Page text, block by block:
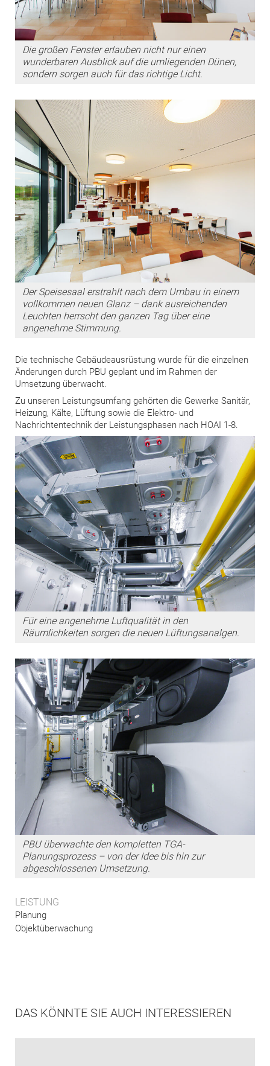
Die großen Fenster erlauben nicht nur einen
wunderbaren Ausblick auf die umliegenden Dünen,
sondern sorgen auch für das richtige Licht.
Der Speisesaal erstrahlt nach dem Umbau in einem
vollkommen neuen Glanz – dank ausreichenden
Leuchten herrscht den ganzen Tag über eine
angenehme Stimmung.
Die technische Gebäudeausrüstung wurde für die einzelnen
Änderungen durch PBU geplant und im Rahmen der
Umsetzung überwacht.
Zu unseren Leistungsumfang gehörten die Gewerke Sanitär,
Heizung, Kälte, Lüftung sowie die Elektro- und
Nachrichtentechnik der Leistungsphasen nach HOAI 1-8.
Für eine angenehme Luftqualität in den
Räumlichkeiten sorgen die neuen Lüftungsanalgen.
PBU überwachte den kompletten TGA-
Planungsprozess – von der Idee bis hin zur
abgeschlossenen Umsetzung.
LEISTUNG
Planung
Objektüberwachung
DAS KÖNNTE SIE AUCH INTERESSIEREN